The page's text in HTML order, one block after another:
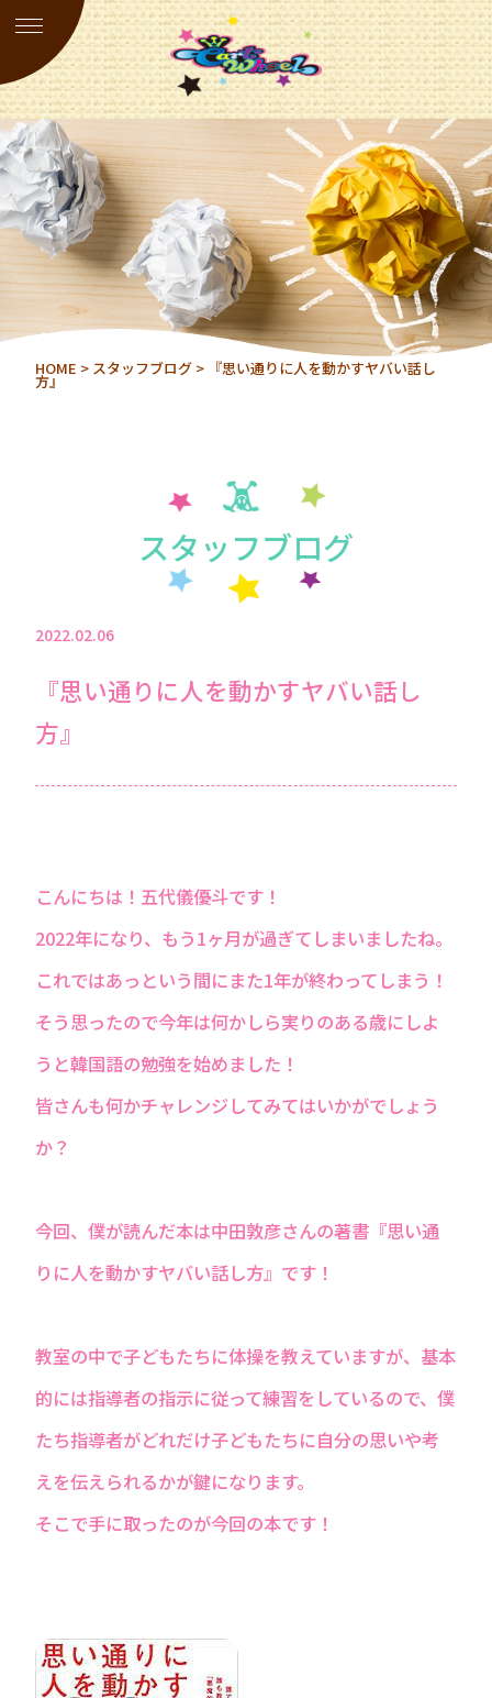
HOME > スタッフブログ > 『思い通りに人を動かすヤバい話し
方』
スタッフブログ
2022.02.06
『思い通りに人を動かすヤバい話し
方』
こんにちは！五代儀優斗です！
2022年になり、もう1ヶ月が過ぎてしまいましたね。
これではあっという間にまた1年が終わってしまう！
そう思ったので今年は何かしら実りのある歳にしよ
うと韓国語の勉強を始めました！
皆さんも何かチャレンジしてみてはいかがでしょう
か？
今回、僕が読んだ本は中田敦彦さんの著書『思い通
りに人を動かすヤバい話し方』です！
教室の中で子どもたちに体操を教えていますが、基本
的には指導者の指示に従って練習をしているので、僕
たち指導者がどれだけ子どもたちに自分の思いや考
えを伝えられるかが鍵になります。
そこで手に取ったのが今回の本です！